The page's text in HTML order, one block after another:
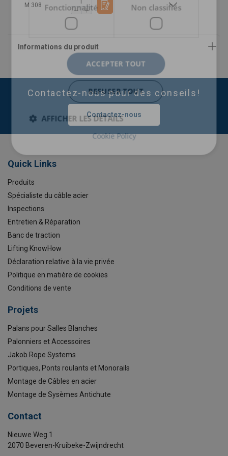
M 308
Contactez-nous pour des conseils!
Contactez-nous
Quick Links
Produits
Spécialiste du câble acier
Inspections
Entretien & Réparation
Banc de traction
Lifting KnowHow
Déclaration relative à la vie privée
Politique en matière de cookies
Conditions de vente
Projets
Palans pour Salles Blanches
Palonniers et Accessoires
Jakob Rope Systems
Portiques, Ponts roulants et Monorails
Montage de Câbles en acier
Montage de Sysèmes Antichute
Contact
Nieuwe Weg 1
2070 Beveren-Kruibeke-Zwijndrecht
Fonctionnalité Non classifiés
ACCEPTER TOUT
REFUSER TOUT
AFFICHER LES DÉTAILS
Cookie Policy